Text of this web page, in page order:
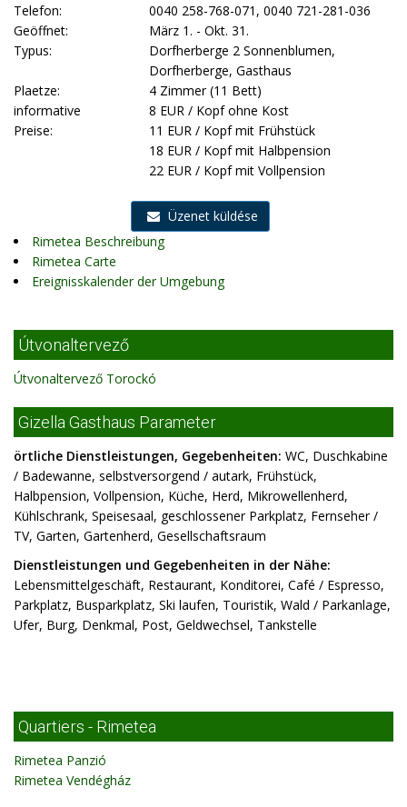
Telefon:
0040 258-768-071, 0040 721-281-036
Geöffnet:
März 1. - Okt. 31.
Typus:
Dorfherberge 2 Sonnenblumen,
Dorfherberge, Gasthaus
Plaetze:
4 Zimmer (11 Bett)
informative
Preise:
8 EUR / Kopf ohne Kost
11 EUR / Kopf mit Frühstück
18 EUR / Kopf mit Halbpension
22 EUR / Kopf mit Vollpension
Üzenet küldése
Rimetea Beschreibung
Rimetea Carte
Ereignisskalender der Umgebung
Útvonaltervező
Útvonaltervező Torockó
Gizella Gasthaus Parameter
örtliche Dienstleistungen, Gegebenheiten: WC, Duschkabine
/ Badewanne, selbstversorgend / autark, Frühstück,
Halbpension, Vollpension, Küche, Herd, Mikrowellenherd,
Kühlschrank, Speisesaal, geschlossener Parkplatz, Fernseher /
TV, Garten, Gartenherd, Gesellschaftsraum
Dienstleistungen und Gegebenheiten in der Nähe:
Lebensmittelgeschäft, Restaurant, Konditorei, Café / Espresso,
Parkplatz, Busparkplatz, Ski laufen, Touristik, Wald / Parkanlage,
Ufer, Burg, Denkmal, Post, Geldwechsel, Tankstelle
Quartiers - Rimetea
Rimetea Panzió
Rimetea Vendégház